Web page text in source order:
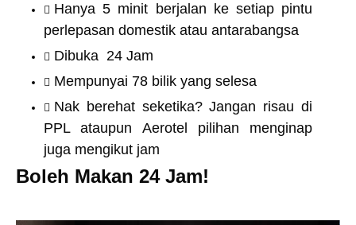
Hanya 5 minit berjalan ke setiap pintu
perlepasan domestik atau antarabangsa
Dibuka 24 Jam
Mempunyai 78 bilik yang selesa
Nak berehat seketika? Jangan risau di
PPL ataupun Aerotel pilihan menginap
juga mengikut jam
Boleh Makan 24 Jam!